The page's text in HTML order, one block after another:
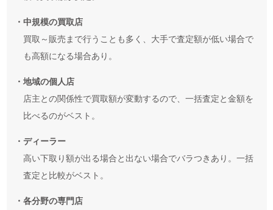
・中規模の買取店
買取～販売まで行うことも多く、大手で査定額が低い場合で
も高額になる場合あり。
・地域の個人店
店主との関係性で買取額が変動するので、一括査定と金額を
比べるのがベスト。
・ディーラー
高い下取り額が出る場合と出ない場合でバラつきあり。一括
査定と比較がベスト。
・各分野の専門店